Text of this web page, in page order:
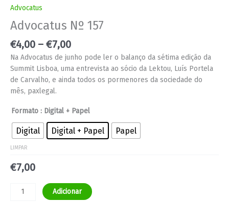
Advocatus
Advocatus Nº 157
€4,00 – €7,00
Na Advocatus de junho pode ler o balanço da sétima edição da
Summit Lisboa, uma entrevista ao sócio da Lektou, Luís Portela
de Carvalho, e ainda todos os pormenores da sociedade do
mês, paxlegal.
Formato : Digital + Papel
Digital Digital + Papel Papel
LIMPAR
€7,00
Adicionar